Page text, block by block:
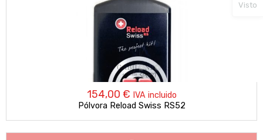
154,00 € IVA incluido
Pólvora Reload Swiss RS52
Visto